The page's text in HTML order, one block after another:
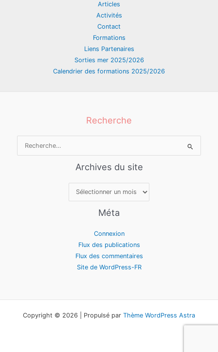
Articles
Activités
Contact
Formations
Liens Partenaires
Sorties mer 2025/2026
Calendrier des formations 2025/2026
Recherche
Archives du site
Archives
Méta
Connexion
Flux des publications
Flux des commentaires
Site de WordPress-FR
Copyright © 2026 | Propulsé par Thème WordPress Astra